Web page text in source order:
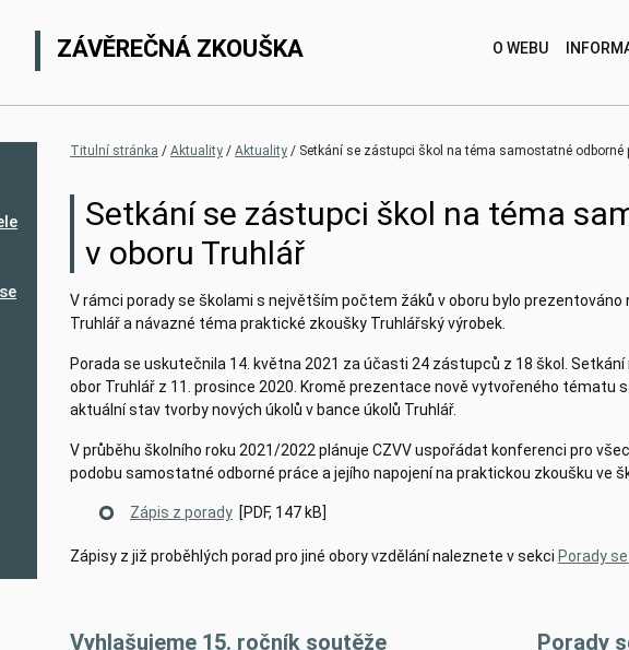
ZÁVĚREČNÁ ZKOUŠKA O WEBU
Titulní stránka Aktuality(current)
Aktuality(current)
Setkání se zástupci škol na téma samostatné odborné
Setkání se zástupci škol na téma
v oboru Truhlář
V rámci porady se školami s největším počtem žáků v oboru bylo
Truhlář a návazné téma praktické zkoušky Truhlářský výrobek.
Porada se uskutečnila 14. května 2021 za účasti 24 zástupců z 18 škol.
obor Truhlář z 11. prosince 2020. Kromě prezentace nově vytvořeného tématu
aktuální stav tvorby nových úkolů v bance úkolů Truhlář.
V průběhu školního roku 2021/2022 plánuje CZVV uspořádat konferenci pro
podobu samostatné odborné práce a jejího napojení na praktickou zkoušku ve
Zápis z porady [PDF, 147 kB]
Zápisy z již proběhlých porad pro jiné obory vzdělání naleznete v sekci Porady
Vyhlašujeme 15. ročník soutěže
Porady